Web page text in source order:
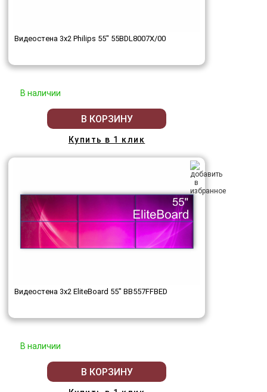
Видеостена 3x2 Philips 55" 55BDL8007X/00
В наличии
В КОРЗИНУ
Купить в 1 клик
Видеостена 3x2 EliteBoard 55" BB557FFBED
В наличии
В КОРЗИНУ